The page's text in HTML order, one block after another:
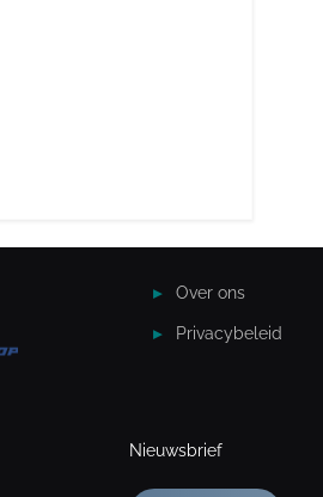
Over ons
Privacybeleid
Nieuwsbrief